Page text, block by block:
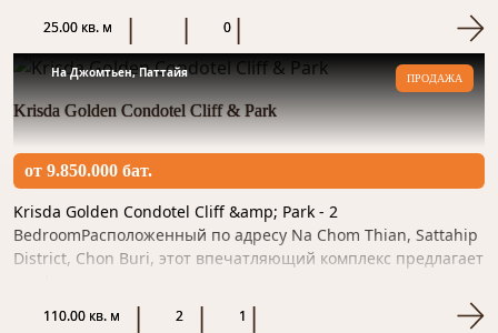
находится всего в нескольких...
25.00 кв. м 0
На Джомтьен, Паттайя ПРОДАЖА
Krisda Golden Condotel Cliff & Park
от 9.850.000 бат.
Krisda Golden Condotel Cliff &amp; Park - 2
BedroomРасположенный по адресу Na Chom Thian, Sattahip
District, Chon Buri, этот впечатляющий комплекс предлагает
Таиланда. Здесь в...
110.00 кв. м 2 1